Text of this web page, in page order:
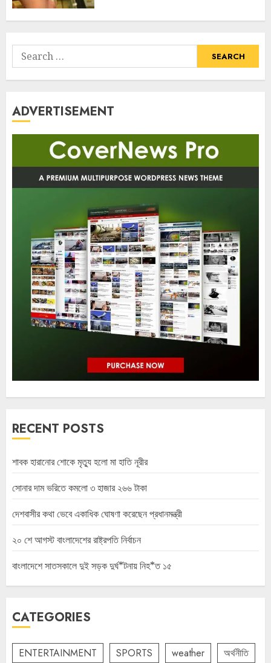
Search
for:
ADVERTISEMENT
RECENT POSTS
শাবক হারানোর শোকে মৃত্যু হলো মা হাতি নূরীর
সোনার দাম ভরিতে কমলো ৩ হাজার ২৬৬ টাকা
দেশবাসীর কথা ভেবে একাধিক ঘোষণা করেছেন প্রধানমন্ত্রী
২০ শে আগস্ট বাংলাদেশের রাষ্ট্রপতি নির্বাচন
বাংলাদেশে সাতসকালে দুই সড়ক দুর্ঘ*টনায় নিহ*ত ১৫
CATEGORIES
ENTERTAINMENT SPORTS weather
অর্থনীতি